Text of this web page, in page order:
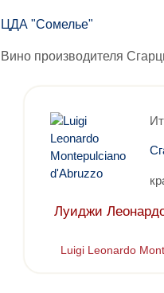
ЦДА "Сомелье"
Вино производителя
Луиджи
Luigi Leonardo